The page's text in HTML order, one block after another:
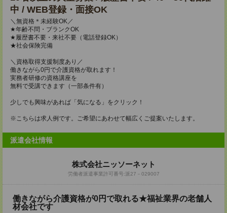
中 / WEB登録・面接OK
＼無資格＊未経験OK／
★年齢不問・ブランクOK
★履歴書不要・来社不要（電話登録OK）
★社会保険完備
＼資格取得支援制度あり／
働きながら0円で介護資格が取れます！
実務者研修の資格講座を
無料で受講できます（一部条件有）
少しでも興味があれば「気になる」をクリック！
※こちらは求人例です。ご希望にあわせて幅広くご提案いたします。
派遣会社情報
株式会社ニッソーネット
労働者派遣事業許可番号:派27－029007
働きながら介護資格が0円で取れる★福祉業界の老舗人
材会社です